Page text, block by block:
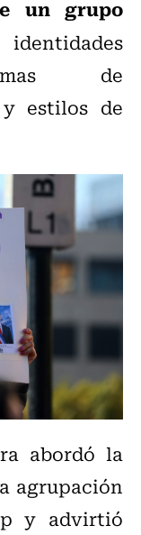
un grupo
de
y estilos de
abordó la
agrupación
y advirtió